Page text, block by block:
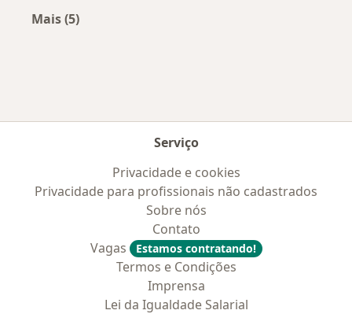
Mais (5)
Serviço
Privacidade e cookies
Privacidade para profissionais não cadastrados
Sobre nós
Contato
Vagas
Estamos contratando!
Termos e Condições
Imprensa
Lei da Igualdade Salarial